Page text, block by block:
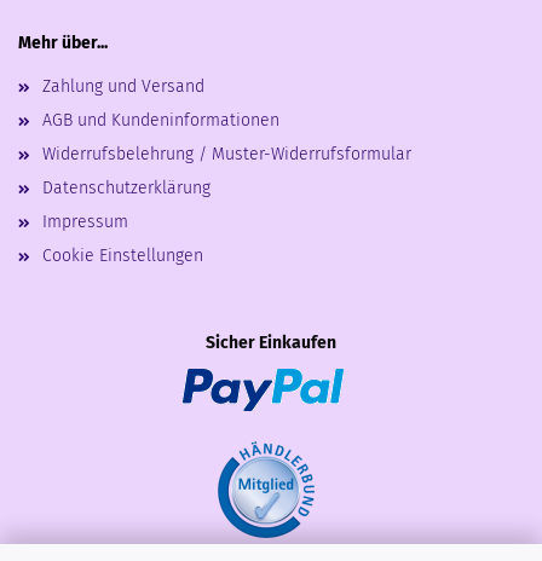
Mehr über...
Zahlung und Versand
AGB und Kundeninformationen
Widerrufsbelehrung / Muster-Widerrufsformular
Datenschutzerklärung
Impressum
Cookie Einstellungen
Sicher Einkaufen